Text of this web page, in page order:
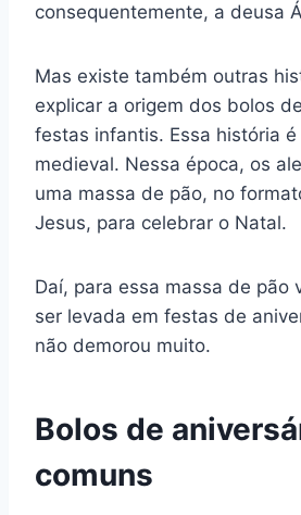
consequentemente, a deusa
Mas existe também outras
explicar a origem dos bolos
festas infantis. Essa história
medieval. Nessa época, os
uma massa de pão, no
Jesus, para celebrar o Natal.
Daí, para essa massa de pão
ser levada em festas de
não demorou muito.
Bolos de
comuns